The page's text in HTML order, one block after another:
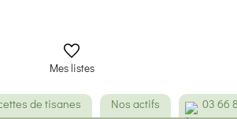
Mes listes
de tisanes Nos actifs 03 66